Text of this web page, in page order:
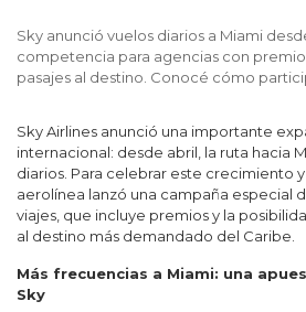
Sky anunció vuelos diarios a Miami
competencia para agencias con
pasajes al destino. Conocé cómo
Sky Airlines anunció una importante
internacional: desde abril, la ruta hacia
diarios. Para celebrar este crecimiento
aerolínea lanzó una campaña especial
viajes, que incluye premios y la
al destino más demandado del Caribe.
Más frecuencias a Miami: una
Sky